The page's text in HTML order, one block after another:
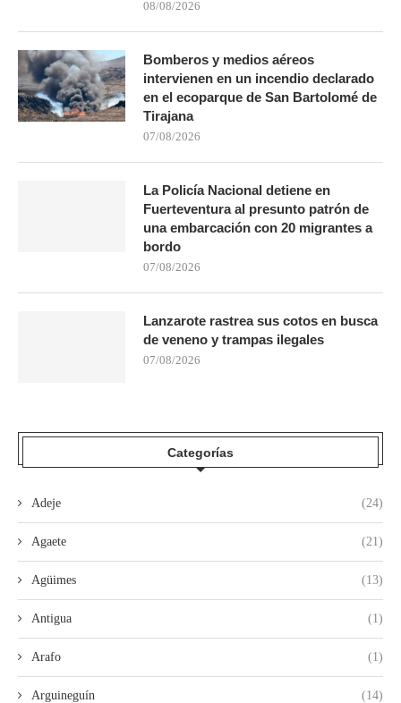
08/08/2026
Bomberos y medios aéreos
intervienen en un incendio declarado
en el ecoparque de San Bartolomé de
Tirajana
07/08/2026
La Policía Nacional detiene en
Fuerteventura al presunto patrón de
una embarcación con 20 migrantes a
bordo
07/08/2026
Lanzarote rastrea sus cotos en busca
de veneno y trampas ilegales
07/08/2026
Categorías
Adeje (24)
Agaete (21)
Agüimes (13)
Antigua (1)
Arafo (1)
Arguineguín (14)